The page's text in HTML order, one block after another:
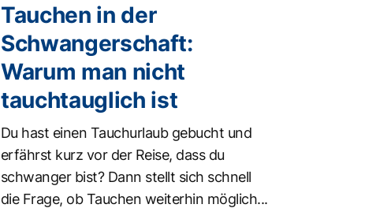
Tauchen in der
Schwangerschaft:
Warum man nicht
tauchtauglich ist
Du hast einen Tauchurlaub gebucht und
erfährst kurz vor der Reise, dass du
schwanger bist? Dann stellt sich schnell
die Frage, ob Tauchen weiterhin möglich...